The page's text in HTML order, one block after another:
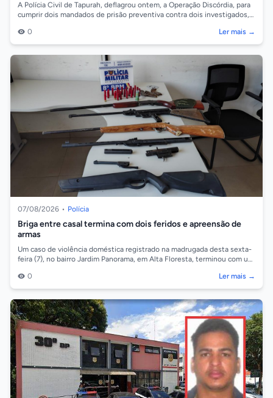
A Polícia Civil de Tapurah, deflagrou ontem, a Operação Discórdia, para
cumprir dois mandados de prisão preventiva contra dois investigados,
0
Ler mais →
07/08/2026 • Polícia
Briga entre casal termina com dois feridos e apreensão de
armas
Um caso de violência doméstica registrado na madrugada desta sexta-
feira (7), no bairro Jardim Panorama, em Alta Floresta, terminou com um
0
Ler mais →